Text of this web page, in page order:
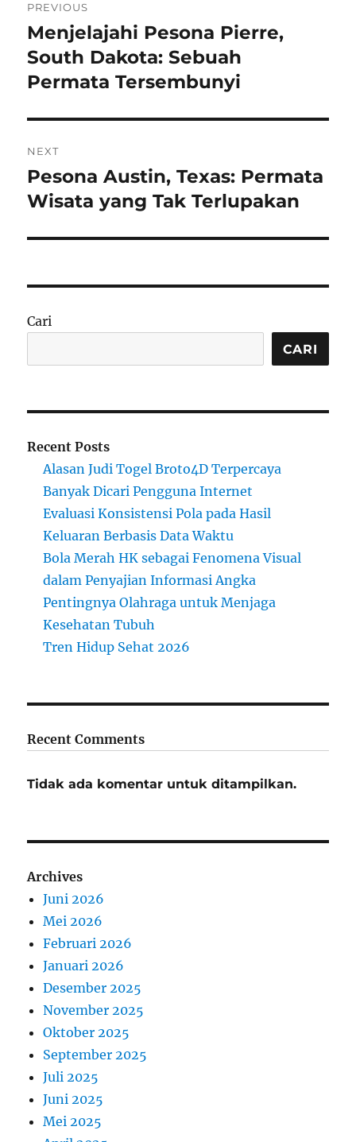
pos
PREVIOUS
Previous
post:
Menjelajahi Pesona Pierre,
South Dakota: Sebuah
Permata Tersembunyi
NEXT
Next
post:
Pesona Austin, Texas: Permata
Wisata yang Tak Terlupakan
Cari
CARI
Recent Posts
Alasan Judi Togel Broto4D Terpercaya
Banyak Dicari Pengguna Internet
Evaluasi Konsistensi Pola pada Hasil
Keluaran Berbasis Data Waktu
Bola Merah HK sebagai Fenomena Visual
dalam Penyajian Informasi Angka
Pentingnya Olahraga untuk Menjaga
Kesehatan Tubuh
Tren Hidup Sehat 2026
Recent Comments
Tidak ada komentar untuk ditampilkan.
Archives
Juni 2026
Mei 2026
Februari 2026
Januari 2026
Desember 2025
November 2025
Oktober 2025
September 2025
Juli 2025
Juni 2025
Mei 2025